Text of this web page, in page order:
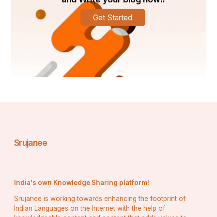
Get Started
Srujanee
India's own Knowledge Sharing platform!
Srujanee is working towards enhancing the footprint of
Indian Languages on the Internet with the help of